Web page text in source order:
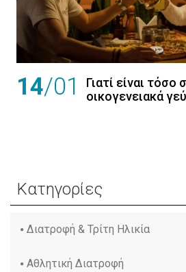
14/01
Γιατί είναι τόσο
οικογενειακά
Κατηγορίες
Διατροφή & Τρίτη Ηλικία
Αθλητική Διατροφή